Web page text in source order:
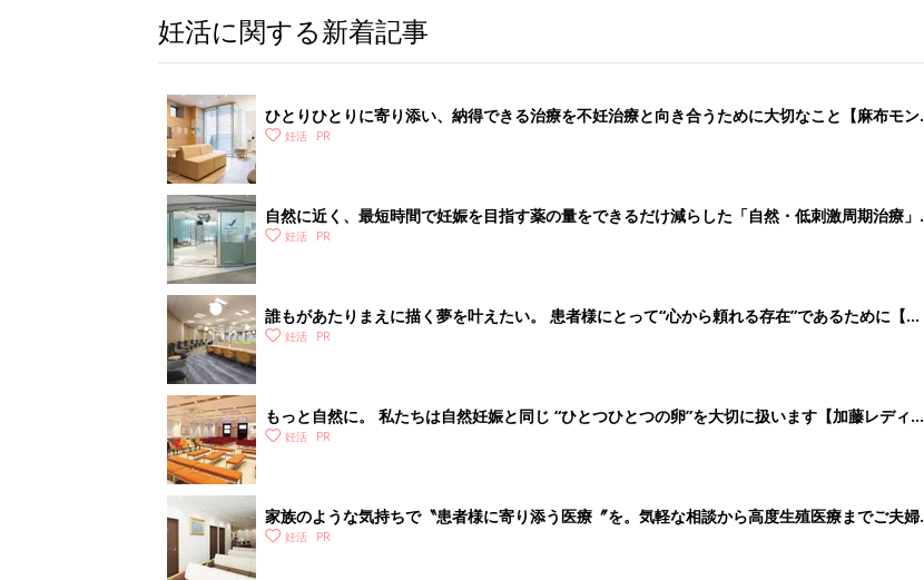
妊活に関する新着記事
ひとりひとりに寄り添い、納得できる治療を不妊治療と向き合うために大切なこと【麻布モン
テアールレディースクリニック】
妊活
自然に近く、最短時間で妊娠を目指す薬の量をできるだけ減らした「自然・低刺激周期治療」
を行っています【Shinjuku ART Clinic】
妊活
誰もがあたりまえに描く夢を叶えたい。 患者様にとって“心から頼れる存在”であるために【浅
田レディース品川クリニック】
妊活
もっと自然に。 私たちは自然妊娠と同じ “ひとつひとつの卵”を大切に扱います【加藤レディス
クリニック】
妊活
家族のような気持ちで〝患者様に寄り添う医療〞を。気軽な相談から高度生殖医療までご夫婦
が納得できる不妊治療を提供します【医療法人社団 輝翠会 峯レディースクリニック】
妊活